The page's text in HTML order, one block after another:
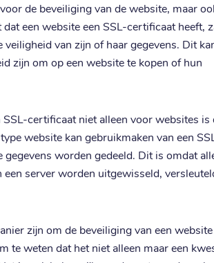
de beveiliging van de website, maar
een website een SSL-certificaat heeft,
van zijn of haar gegevens. Dit
zijn om op een website te kopen of hun
certificaat niet alleen voor websites is
website kan gebruikmaken van een
worden gedeeld. Dit is omdat
een server worden uitgewisseld,
zijn om de beveiliging van een
te weten dat het niet alleen maar een